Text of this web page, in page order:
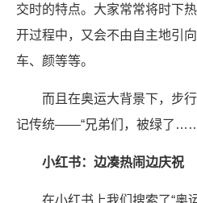
交时的特点。大家常常将时下
开过程中，又会不由自主地引
车、颜等等。
而且在奥运大背景下，步
记传统——“兄弟们，被绿了
小红书：边凑热闹边庆祝
在小红书上我们搜索了“奥